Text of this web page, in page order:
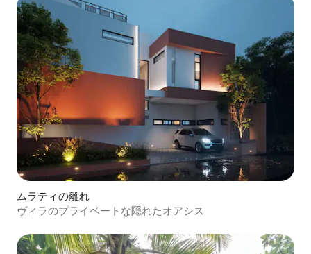
ムラティの離れ
ヴィラのプライベートな隠れたオアシス